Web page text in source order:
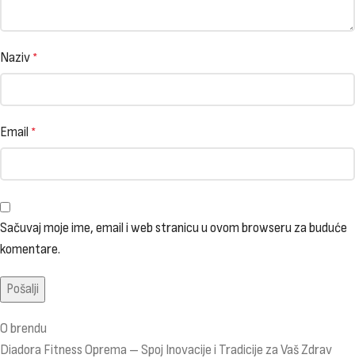
Naziv *
Email *
Sačuvaj moje ime, email i web stranicu u ovom browseru za buduće
komentare.
O brendu
Diadora Fitness Oprema – Spoj Inovacije i Tradicije za Vaš Zdrav